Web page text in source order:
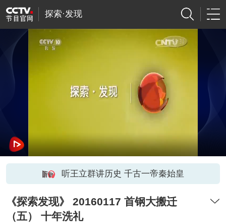
探索·发现
听王立群讲历史 千古一帝秦始皇
《探索发现》 20160117 首钢大搬迁
（五） 十年洗礼